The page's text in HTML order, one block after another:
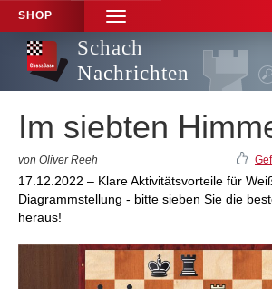
SHOP
TOGGLE
NAVIGATION
Schach
Nachrichten
Im siebten
von Oliver Reeh
17.12.2022 – Klare Aktivitätsvorteile für
Diagrammstellung - bitte sieben Sie die
heraus!